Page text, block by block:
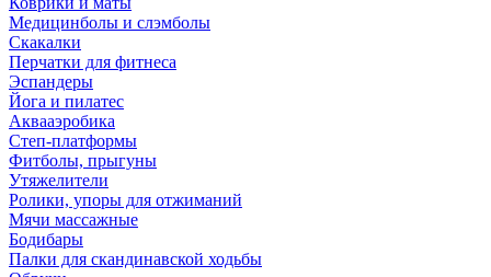
Медицинболы и слэмболы
Скакалки
Перчатки для фитнеса
Эспандеры
Йога и пилатес
Аквааэробика
Степ-платформы
Фитболы, прыгуны
Утяжелители
Ролики, упоры для отжиманий
Мячи массажные
Бодибары
Палки для скандинавской ходьбы